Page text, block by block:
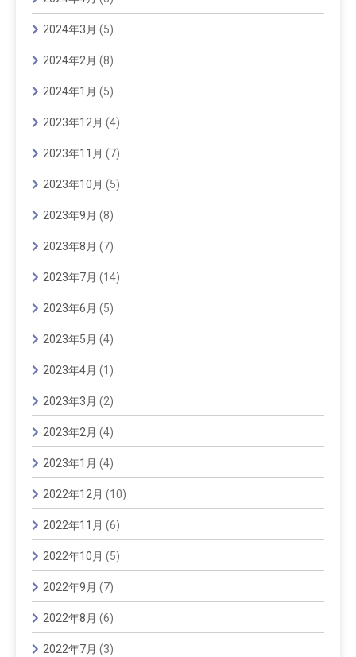
2024年3月 (5)
2024年2月 (8)
2024年1月 (5)
2023年12月 (4)
2023年11月 (7)
2023年10月 (5)
2023年9月 (8)
2023年8月 (7)
2023年7月 (14)
2023年6月 (5)
2023年5月 (4)
2023年4月 (1)
2023年3月 (2)
2023年2月 (4)
2023年1月 (4)
2022年12月 (10)
2022年11月 (6)
2022年10月 (5)
2022年9月 (7)
2022年8月 (6)
2022年7月 (3)